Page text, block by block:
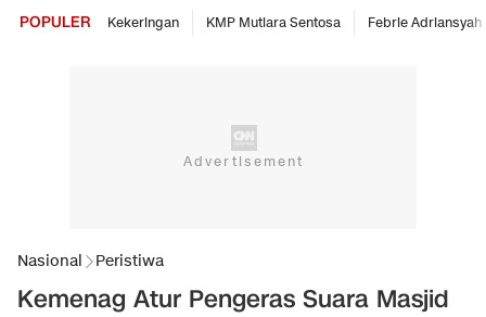
POPULER Kekeringan KMP Mutiara Sentosa Febrie Adriansyah
Nasional Peristiwa
Kemenag Atur Pengeras Suara Masjid